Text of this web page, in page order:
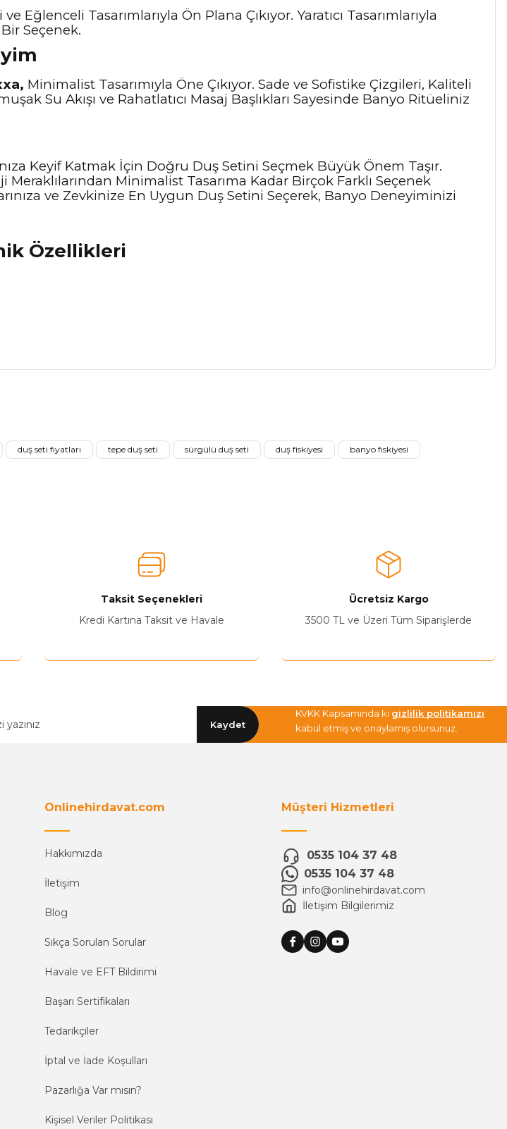
Eğlenceli Tasarımlarıyla Ön Plana Çıkıyor. Yaratıcı Tasarımlarıyla
Seçenek.
Minimalist Tasarımıyla Öne Çıkıyor. Sade ve Sofistike Çizgileri, Kaliteli
Su Akışı ve Rahatlatıcı Masaj Başlıkları Sayesinde Banyo Ritüeliniz
Keyif Katmak İçin Doğru Duş Setini Seçmek Büyük Önem Taşır.
Minimalist Tasarıma Kadar Birçok Farklı Seçenek
ve Zevkinize En Uygun Duş Setini Seçerek, Banyo Deneyiminizi
Özellikleri
duş seti fiyatları tepe duş seti sürgülü duş seti duş fiskiyesi banyo fıskiyesi
Taksit Seçenekleri
Kredi Kartına Taksit ve Havale
Ücretsiz Kargo
3500 TL ve Üzeri Tüm Siparişlerde
Kaydet
KVKK Kapsamında ki gizlilik politikamızı
kabul etmiş ve onaylamış olursunuz.
Onlinehirdavat.com
Hakkımızda
İletişim
Blog
Sıkça Sorulan Sorular
Havale ve EFT Bildirimi
Başarı Sertifikaları
Tedarikçiler
İptal ve İade Koşulları
Pazarlığa Var mısın?
Kişisel Veriler Politikası
Müşteri Hizmetleri
0535 104 37 48
0535 104 37 48
info@onlinehirdavat.com
İletişim Bilgilerimiz